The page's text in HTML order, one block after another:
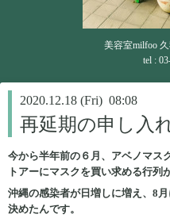
美容室milfoo
tel :
2020.12.18 (Fri) 08:08
再延期の申し入
今から半年前の６月、アベノマス
トアーにマスクを買い求める行列
沖縄の感染者が日増しに増え、8
決めたんです。